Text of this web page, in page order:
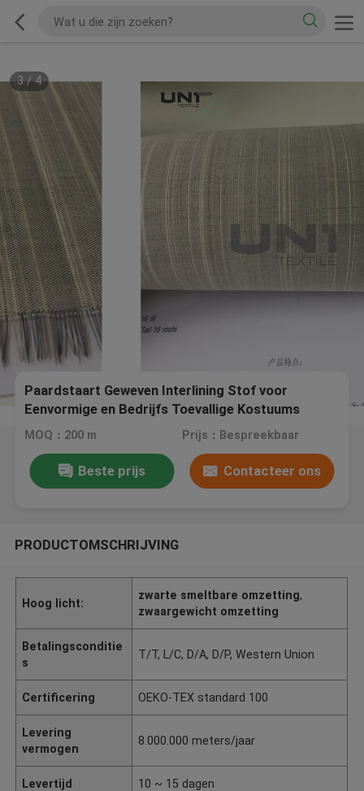
3/4
Paardstaart Geweven Interlining Stof voor
Eenvormige en Bedrijfs Toevallige Kostuums
MOQ：200 m Prijs：Bespreekbaar
Beste prijs Contacteer ons
PRODUCTOMSCHRIJVING
Hoog licht:
zwarte smeltbare omzetting,
zwaargewicht omzetting
Betalingsconditie
s
T/T, L/C, D/A, D/P, Western Union
Certificering OEKO-TEX standard 100
Levering
vermogen
8.000.000 meters/jaar
Levertijd 10 ~ 15 dagen